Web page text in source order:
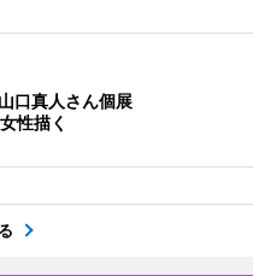
口真人さん個展
性描く